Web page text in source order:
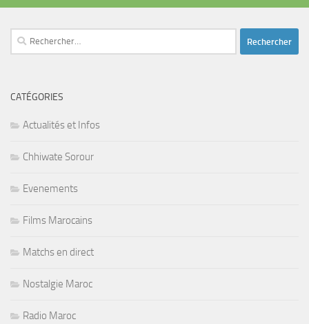
Rechercher :
CATÉGORIES
Actualités et Infos
Chhiwate Sorour
Evenements
Films Marocains
Matchs en direct
Nostalgie Maroc
Radio Maroc